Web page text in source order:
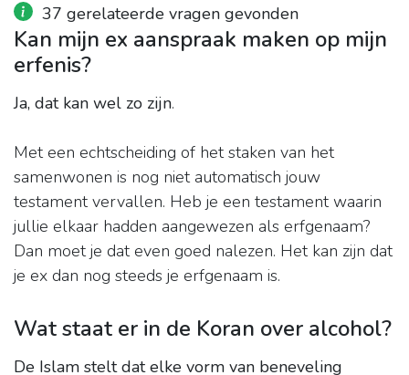
37 gerelateerde vragen gevonden
Kan mijn ex aanspraak maken op mijn
erfenis?
Ja, dat kan wel zo zijn.
Met een echtscheiding of het staken van het
samenwonen is nog niet automatisch jouw
testament vervallen. Heb je een testament waarin
jullie elkaar hadden aangewezen als erfgenaam?
Dan moet je dat even goed nalezen. Het kan zijn dat
je ex dan nog steeds je erfgenaam is.
Wat staat er in de Koran over alcohol?
De Islam stelt dat elke vorm van beneveling